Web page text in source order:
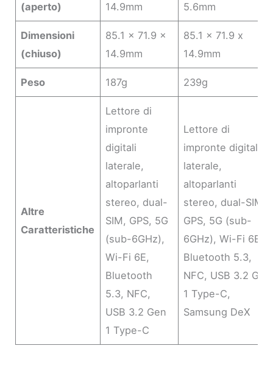
(aperto)
14.9mm
5.6mm
Dimensioni
(chiuso)
85.1 × 71.9 ×
14.9mm
85.1 x 71.9 x
14.9mm
Peso 187g 239g
Altre
Caratteristiche
Lettore di
impronte
digitali
laterale,
altoparlanti
stereo, dual-
SIM, GPS, 5G
(sub-6GHz),
Wi-Fi 6E,
Bluetooth
5.3, NFC,
USB 3.2 Gen
1 Type-C
Lettore di
impronte digitali
laterale,
altoparlanti
stereo, dual-SIM,
GPS, 5G (sub-
6GHz), Wi-Fi 6E,
Bluetooth 5.3,
NFC, USB 3.2 Gen
1 Type-C,
Samsung DeX